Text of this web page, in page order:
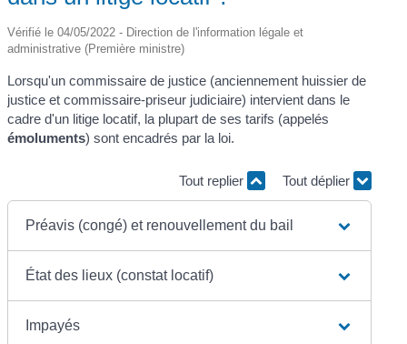
Vérifié le 04/05/2022 - Direction de l'information légale et
administrative (Première ministre)
Lorsqu'un commissaire de justice (anciennement huissier de
justice et commissaire-priseur judiciaire) intervient dans le
cadre d'un litige locatif, la plupart de ses tarifs (appelés
émoluments) sont encadrés par la loi.
Tout replier Tout déplier
Préavis (congé) et renouvellement du bail
État des lieux (constat locatif)
Impayés